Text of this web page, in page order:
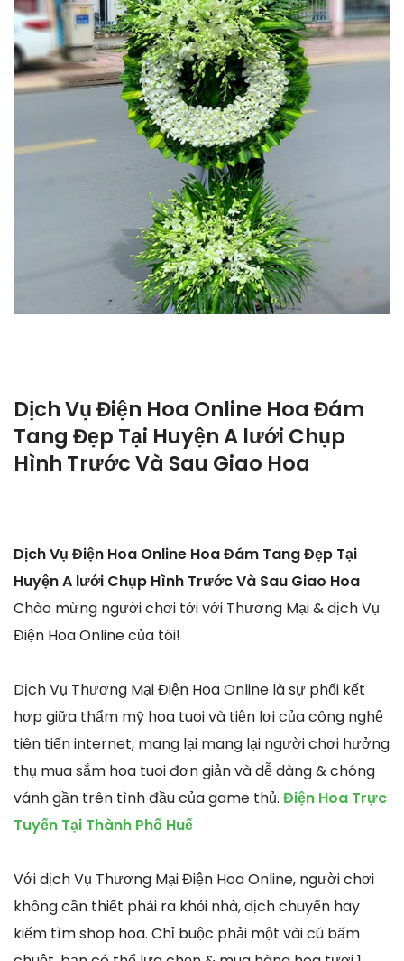
Dịch Vụ Điện Hoa Online Hoa Đám
Tang Đẹp Tại Huyện A lưới Chụp
Hình Trước Và Sau Giao Hoa
Dịch Vụ Điện Hoa Online Hoa Đám Tang Đẹp Tại
Huyện A lưới Chụp Hình Trước Và Sau Giao Hoa
Chào mừng người chơi tới với Thương Mại & dịch Vụ
Điện Hoa Online của tôi!
Dịch Vụ Thương Mại Điện Hoa Online là sự phối kết
hợp giữa thẩm mỹ hoa tuoi và tiện lợi của công nghệ
tiên tiến internet, mang lại mang lại người chơi hưởng
thụ mua sắm hoa tuoi đơn giản và dễ dàng & chóng
vánh gần trên tình đầu của game thủ. Điện Hoa Trực
Tuyến Tại Thành Phố Huế
Với dịch Vụ Thương Mại Điện Hoa Online, người chơi
không cần thiết phải ra khỏi nhà, dịch chuyển hay
kiếm tìm shop hoa. Chỉ buộc phải một vài cú bấm